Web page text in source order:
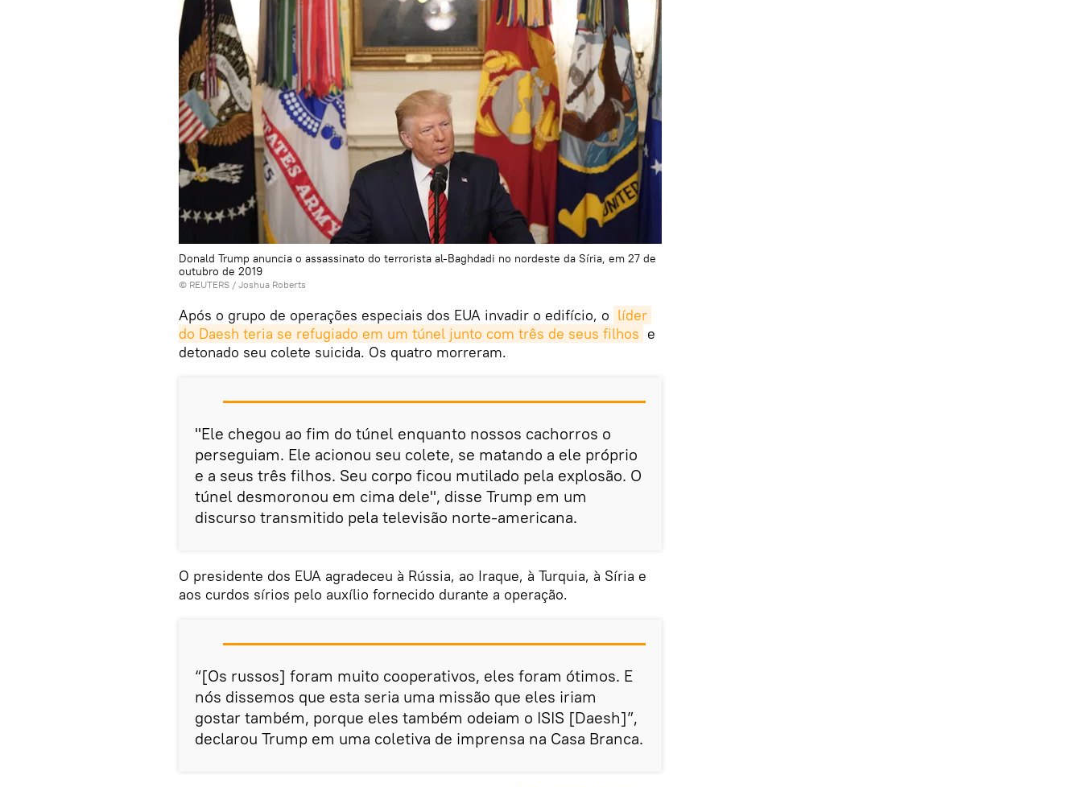
Donald Trump anuncia o assassinato do terrorista al-Baghdadi no nordeste da Síria, em 27 de
outubro de 2019
© REUTERS / Joshua Roberts
Após o grupo de operações especiais dos EUA invadir o edifício, o líder
do Daesh teria se refugiado em um túnel junto com três de seus filhos e
detonado seu colete suicida. Os quatro morreram.
"Ele chegou ao fim do túnel enquanto nossos cachorros o
perseguiam. Ele acionou seu colete, se matando a ele próprio
e a seus três filhos. Seu corpo ficou mutilado pela explosão. O
túnel desmoronou em cima dele", disse Trump em um
discurso transmitido pela televisão norte-americana.
O presidente dos EUA agradeceu à Rússia, ao Iraque, à Turquia, à Síria e
aos curdos sírios pelo auxílio fornecido durante a operação.
“[Os russos] foram muito cooperativos, eles foram ótimos. E
nós dissemos que esta seria uma missão que eles iriam
gostar também, porque eles também odeiam o ISIS [Daesh]”,
declarou Trump em uma coletiva de imprensa na Casa Branca.